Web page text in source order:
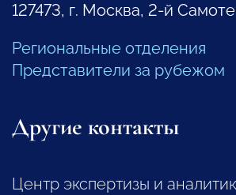
127473, г. Москва, 2-й
Региональные отделения
Представители за рубежом
Другие контакты
Центр экспертизы и